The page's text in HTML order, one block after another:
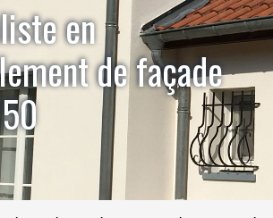
en
de façade